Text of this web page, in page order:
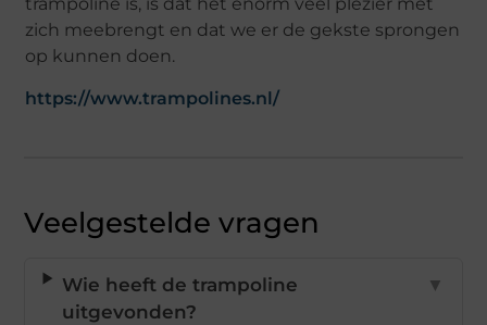
zich meebrengt en dat we er de gekste sprongen
op kunnen doen.
https://www.trampolines.nl/
Veelgestelde vragen
Wie heeft de trampoline
uitgevonden?
▼